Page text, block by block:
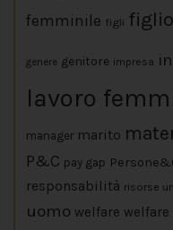
femminile figli figlio
genere genitore impresa
lavoro
manager marito
P&C pay gap
responsabilità risorse
uomo welfare welfare